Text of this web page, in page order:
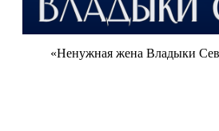
«Ненужная жена Владыки